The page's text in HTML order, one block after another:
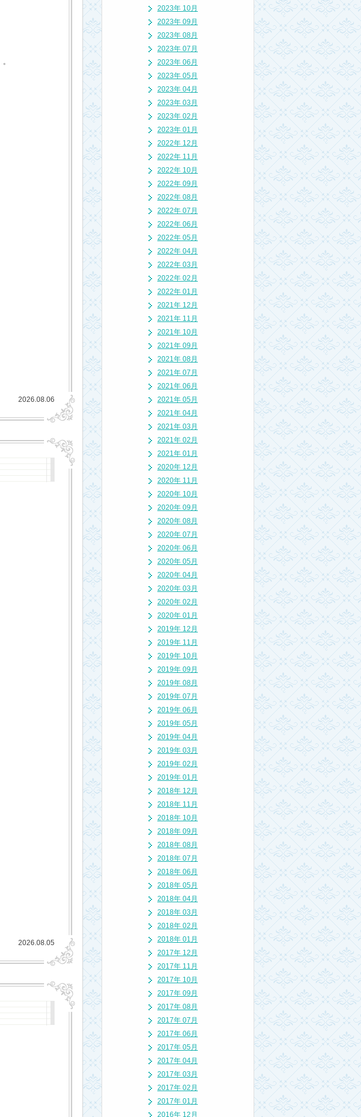
。
2026.08.06
2026.08.05
2023年 10月
2023年 09月
2023年 08月
2023年 07月
2023年 06月
2023年 05月
2023年 04月
2023年 03月
2023年 02月
2023年 01月
2022年 12月
2022年 11月
2022年 10月
2022年 09月
2022年 08月
2022年 07月
2022年 06月
2022年 05月
2022年 04月
2022年 03月
2022年 02月
2022年 01月
2021年 12月
2021年 11月
2021年 10月
2021年 09月
2021年 08月
2021年 07月
2021年 06月
2021年 05月
2021年 04月
2021年 03月
2021年 02月
2021年 01月
2020年 12月
2020年 11月
2020年 10月
2020年 09月
2020年 08月
2020年 07月
2020年 06月
2020年 05月
2020年 04月
2020年 03月
2020年 02月
2020年 01月
2019年 12月
2019年 11月
2019年 10月
2019年 09月
2019年 08月
2019年 07月
2019年 06月
2019年 05月
2019年 04月
2019年 03月
2019年 02月
2019年 01月
2018年 12月
2018年 11月
2018年 10月
2018年 09月
2018年 08月
2018年 07月
2018年 06月
2018年 05月
2018年 04月
2018年 03月
2018年 02月
2018年 01月
2017年 12月
2017年 11月
2017年 10月
2017年 09月
2017年 08月
2017年 07月
2017年 06月
2017年 05月
2017年 04月
2017年 03月
2017年 02月
2017年 01月
2016年 12月